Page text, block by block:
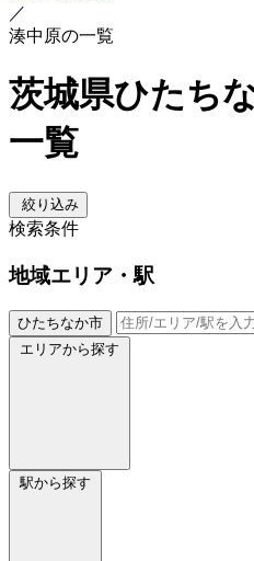
／
湊中原の一覧
茨城県ひたち
一覧
絞り込み
検索条件
地域エリア・駅
ひたちなか市
エリアから探す
駅から探す